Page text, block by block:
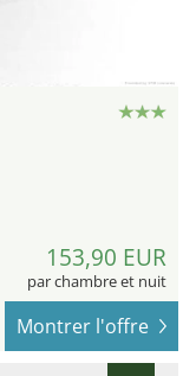
153,90 EUR
par chambre et nuit
Montrer l'offre